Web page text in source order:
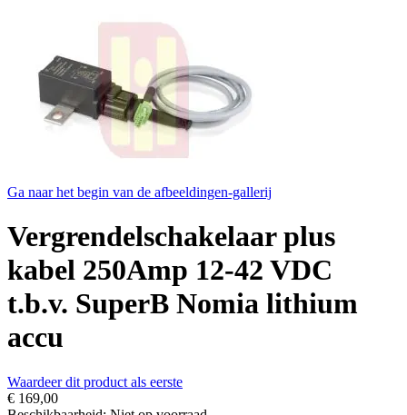
Ga naar het begin van de afbeeldingen-gallerij
Vergrendelschakelaar plus
kabel 250Amp 12-42 VDC
t.b.v. SuperB Nomia lithium
accu
Waardeer dit product als eerste
€ 169,00